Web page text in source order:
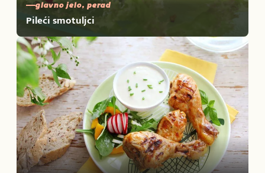
glavno jelo, perad
Pileći smotuljci